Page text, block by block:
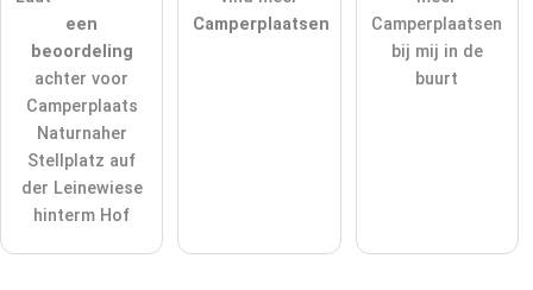
openbare vragen zijn voor alle bezoekers zichtbaar
Klik hier om een
te stellen aan de
Camperplaats-invoer
een
beoordeling
achter voor
Camperplaats
Naturnaher
Stellplatz auf
der Leinewiese
hinterm Hof
Camperplaatsen
Camperplaatsen
bij mij in de
buurt